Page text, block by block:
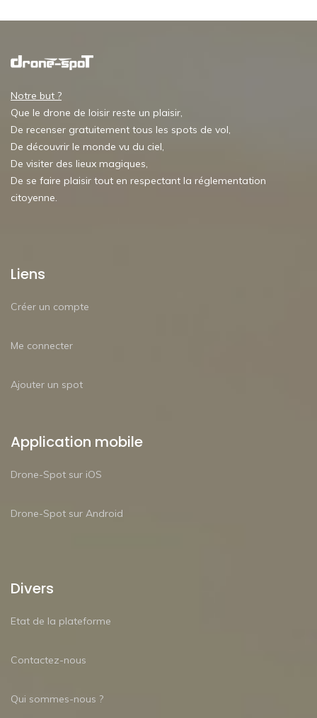
Notre but ?
Que le drone de loisir reste un plaisir,
De recenser gratuitement tous les spots de vol,
De découvrir le monde vu du ciel,
De visiter des lieux magiques,
De se faire plaisir tout en respectant la réglementation
citoyenne.
Liens
Créer un compte
Me connecter
Ajouter un spot
Application mobile
Drone-Spot sur iOS
Drone-Spot sur Android
Divers
Etat de la plateforme
Contactez-nous
Qui sommes-nous ?